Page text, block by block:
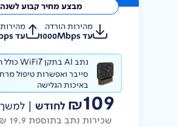
מבצע מחיר קבוע לשנה
מהירות הורדה
עד 1000Mbps עד 100Mbps
נתב AI בתקן WiFi 7
כולל
סייבר ואפשרות טיפול
באיכות הגלישה
₪109 לחודש |
שכירות נתב בתוספת 19.9 ₪ לחודש